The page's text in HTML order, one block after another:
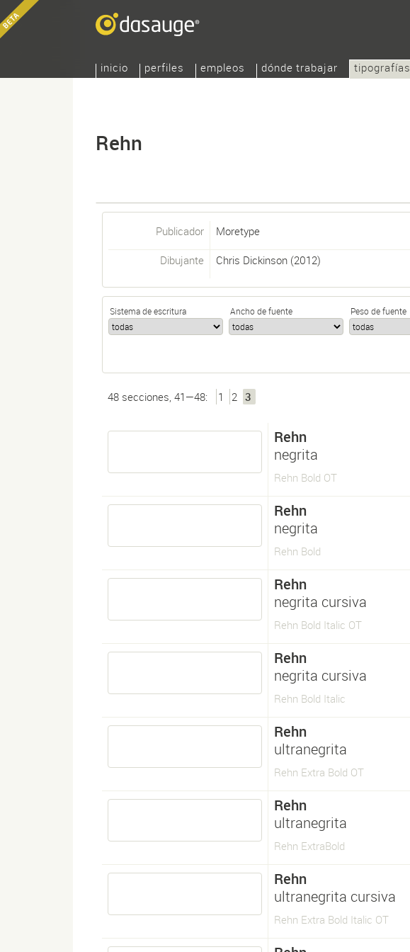
inicio perfiles empleos dónde trabajar tipografías
Rehn
Publicador Moretype
Dibujante Chris Dickinson(2012)
Sistema de escritura Ancho de fuente Peso de fuente
48 secciones, 41—48: 1 2 3
Rehn
negrita
Rehn Bold OT
Rehn
negrita
Rehn Bold
Rehn
negrita cursiva
Rehn Bold Italic OT
Rehn
negrita cursiva
Rehn Bold Italic
Rehn
ultranegrita
Rehn Extra Bold OT
Rehn
ultranegrita
Rehn ExtraBold
Rehn
ultranegrita cursiva
Rehn Extra Bold Italic OT